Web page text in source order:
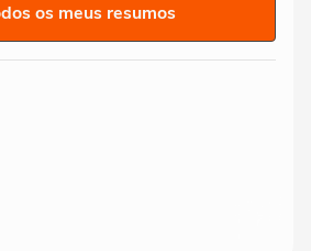
os meus resumos